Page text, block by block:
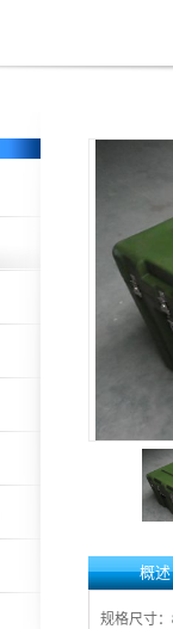
概述
规格尺寸：